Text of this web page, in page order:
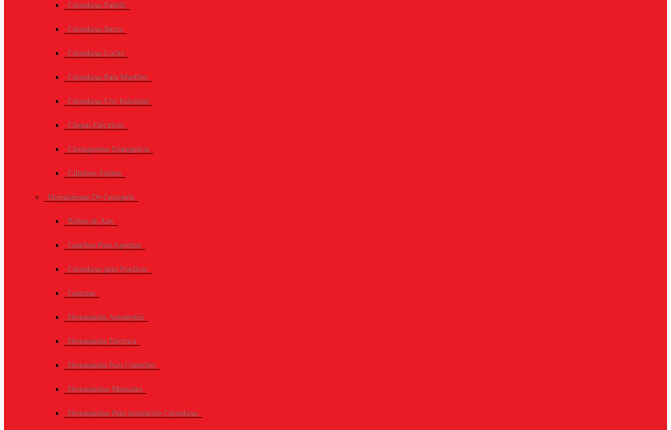
Cerraduras Faitelli
Cerraduras Inoxx
Cerraduras Locky
Cerraduras Para Muebles
Cerraduras Uso Industrial
Chapas Eléctricas
Cierrapuertas Emergencia
Cilindros Sueltos
Herramientas De Cerrajería
Bolsas de Aire
Ganchos Para Apertura
Cerraduras para Practicar
Ganzuas
Herramienta Automotriz
Herramienta Eléctrica
Herramienta Para Controles
Herramientas Manuales
Herramientas Para Instalación Cerraduras